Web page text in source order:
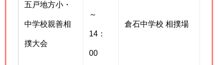
五戸地方小・
中学校親善相
撲大会
～
14：
00
倉石中学校 相撲場